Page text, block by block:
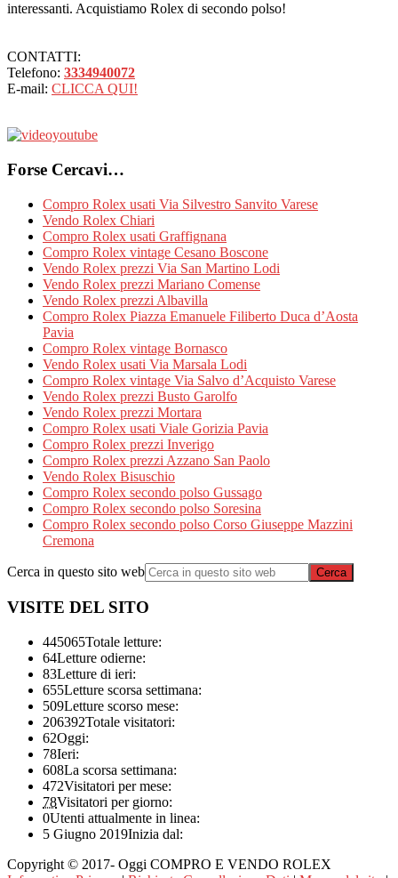
interessanti. Acquistiamo Rolex di secondo polso!
CONTATTI:
Telefono: 3334940072
E-mail: CLICCA QUI!
Forse Cercavi…
Compro Rolex usati Via Silvestro Sanvito Varese
Vendo Rolex Chiari
Compro Rolex usati Graffignana
Compro Rolex vintage Cesano Boscone
Vendo Rolex prezzi Via San Martino Lodi
Vendo Rolex prezzi Mariano Comense
Vendo Rolex prezzi Albavilla
Compro Rolex Piazza Emanuele Filiberto Duca d’Aosta
Pavia
Compro Rolex vintage Bornasco
Vendo Rolex usati Via Marsala Lodi
Compro Rolex vintage Via Salvo d’Acquisto Varese
Vendo Rolex prezzi Busto Garolfo
Vendo Rolex prezzi Mortara
Compro Rolex usati Viale Gorizia Pavia
Compro Rolex prezzi Inverigo
Compro Rolex prezzi Azzano San Paolo
Vendo Rolex Bisuschio
Compro Rolex secondo polso Gussago
Compro Rolex secondo polso Soresina
Compro Rolex secondo polso Corso Giuseppe Mazzini
Cremona
Cerca in questo sito web
VISITE DEL SITO
445065Totale letture:
64Letture odierne:
83Letture di ieri:
655Letture scorsa settimana:
509Letture scorso mese:
206392Totale visitatori:
62Oggi:
78Ieri:
608La scorsa settimana:
472Visitatori per mese:
78Visitatori per giorno:
0Utenti attualmente in linea:
5 Giugno 2019Inizia dal:
Copyright © 2017- Oggi COMPRO E VENDO ROLEX